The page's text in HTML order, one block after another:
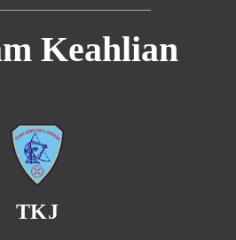
Keahlian
TKJ